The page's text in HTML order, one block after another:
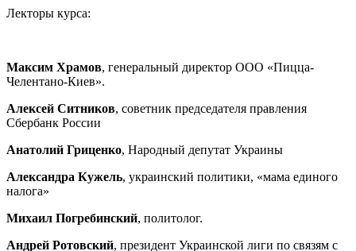
Лекторы курса:
Максим Храмов, генеральный директор ООО «Пицца-
Челентано-Киев».
Алексей Ситников, советник председателя правления
Сбербанк России
Анатолий Гриценко, Народный депутат Украины
Александра Кужель, украинский политики, «мама единого
налога»
Михаил Погребинский, политолог.
Андрей Ротовский, президент Украинской лиги по связям с